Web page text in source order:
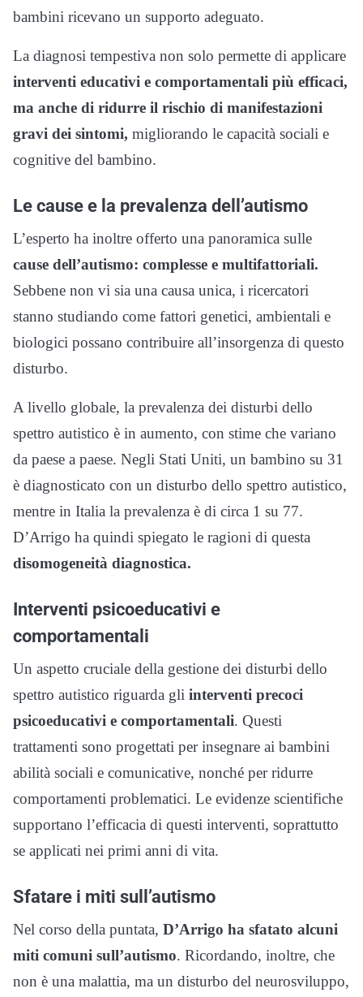
bambini ricevano un supporto adeguato.
La diagnosi tempestiva non solo permette di applicare
interventi educativi e comportamentali più efficaci,
ma anche di ridurre il rischio di manifestazioni
gravi dei sintomi, migliorando le capacità sociali e
cognitive del bambino.
Le cause e la prevalenza dell’autismo
L’esperto ha inoltre offerto una panoramica sulle
cause dell’autismo: complesse e multifattoriali.
Sebbene non vi sia una causa unica, i ricercatori
stanno studiando come fattori genetici, ambientali e
biologici possano contribuire all’insorgenza di questo
disturbo.
A livello globale, la prevalenza dei disturbi dello
spettro autistico è in aumento, con stime che variano
da paese a paese. Negli Stati Uniti, un bambino su 31
è diagnosticato con un disturbo dello spettro autistico,
mentre in Italia la prevalenza è di circa 1 su 77.
D’Arrigo ha quindi spiegato le ragioni di questa
disomogeneità diagnostica.
Interventi psicoeducativi e
comportamentali
Un aspetto cruciale della gestione dei disturbi dello
spettro autistico riguarda gli interventi precoci
psicoeducativi e comportamentali. Questi
trattamenti sono progettati per insegnare ai bambini
abilità sociali e comunicative, nonché per ridurre
comportamenti problematici. Le evidenze scientifiche
supportano l’efficacia di questi interventi, soprattutto
se applicati nei primi anni di vita.
Sfatare i miti sull’autismo
Nel corso della puntata, D’Arrigo ha sfatato alcuni
miti comuni sull’autismo. Ricordando, inoltre, che
non è una malattia, ma un disturbo del neurosviluppo,